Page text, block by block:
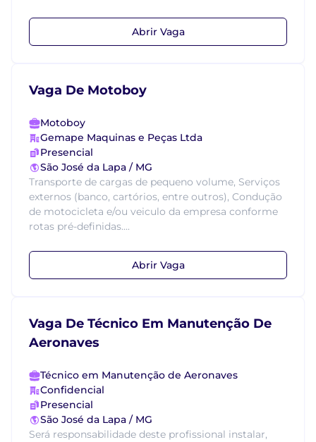
Abrir Vaga
Vaga De Motoboy
Motoboy
Gemape Maquinas e Peças Ltda
Presencial
São José da Lapa / MG
Transporte de cargas de pequeno volume, Serviços
externos (banco, cartórios, entre outros), Condução
de motocicleta e/ou veiculo da empresa conforme
rotas pré-definidas....
Abrir Vaga
Vaga De Técnico Em Manutenção De
Aeronaves
Técnico em Manutenção de Aeronaves
Confidencial
Presencial
São José da Lapa / MG
Será responsabilidade deste profissional instalar,